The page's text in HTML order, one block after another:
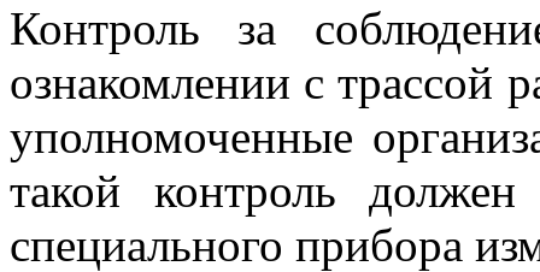
Контроль за
ознакомлении с трассой
уполномоченные
такой контроль
специального прибора